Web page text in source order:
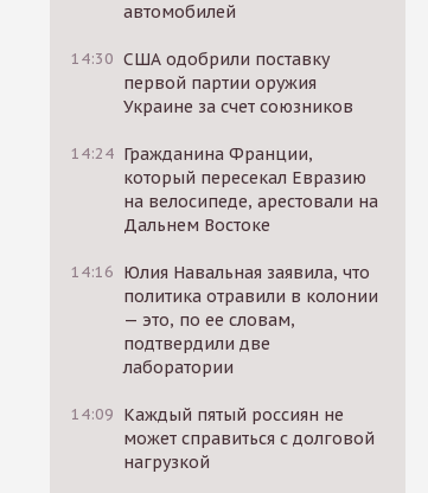
автомобилей
14:30 США одобрили поставку
первой партии оружия
Украине за счет союзников
14:24 Гражданина Франции,
который пересекал Евразию
на велосипеде, арестовали на
Дальнем Востоке
14:16 Юлия Навальная заявила, что
политика отравили в колонии
— это, по ее словам,
подтвердили две
лаборатории
14:09 Каждый пятый россиян не
может справиться с долговой
нагрузкой